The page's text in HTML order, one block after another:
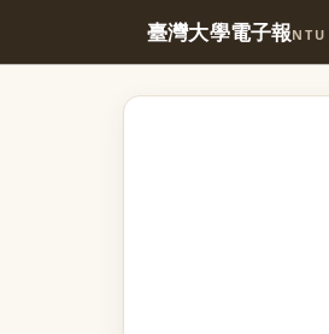
臺灣大學電子報NTU